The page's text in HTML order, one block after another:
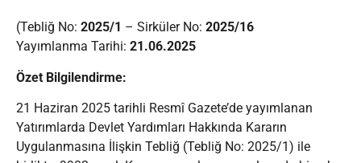
(Tebliğ No: 2025/1 – Sirküler No: 2025/16
Yayımlanma Tarihi: 21.06.2025
Özet Bilgilendirme:
21 Haziran 2025 tarihli Resmî Gazete’de yayımlanan
Yatırımlarda Devlet Yardımları Hakkında Kararın
Uygulanmasına İlişkin Tebliğ (Tebliğ No: 2025/1) ile